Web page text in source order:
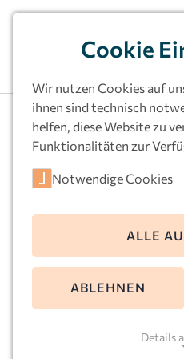
Kath.
ung
Cookie
Wir nutzen Cookies auf
ihnen sind technisch
helfen, diese Website zu
Funktionalitäten zur
Notwendige Cookies
ALLE
ABLEHNEN
Details